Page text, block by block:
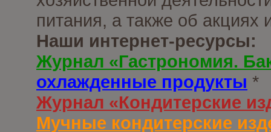
питания, а также об
Наши интернет-ресурсы:
Журнал «Гастрономия.
охлажденные продукты *
Журнал «Кондитерские
Мучные кондитерские